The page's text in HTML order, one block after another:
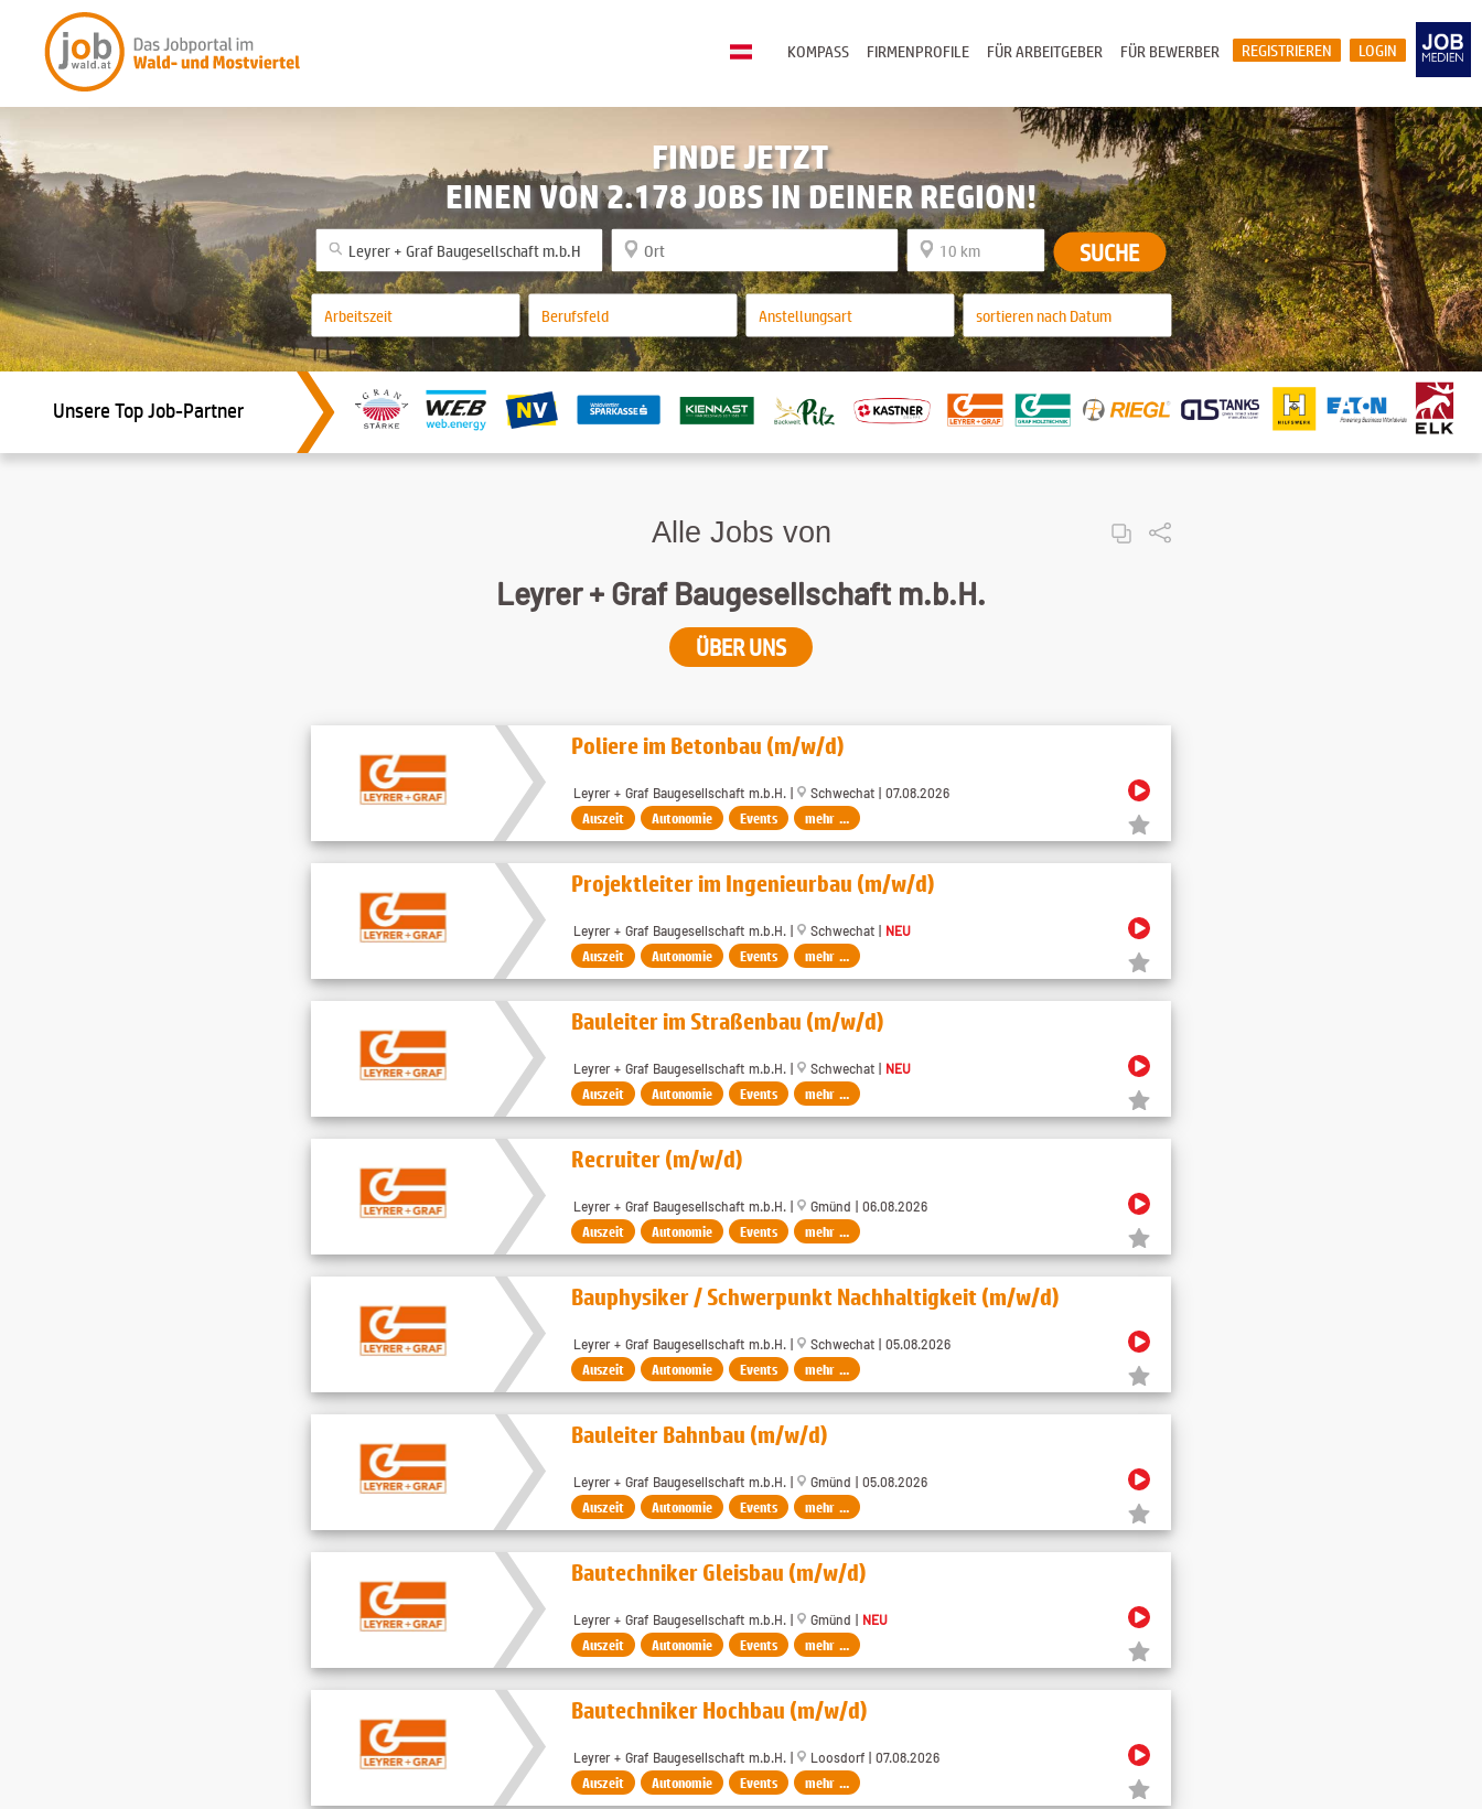
LOGIN
REGISTRIEREN
FÜR BEWERBER
FÜR ARBEITGEBER
FIRMENPROFILE
KOMPASS
FINDE JETZT
EINEN VON 2.178 JOBS IN DEINER REGION!
SUCHE
Unsere Top Job-Partner
Alle Jobs von
Leyrer + Graf Baugesellschaft m.b.H.
ÜBER UNS
Poliere im Betonbau (m/w/d)
Leyrer + Graf Baugesellschaft m.b.H. | Schwechat | 07.08.2026
Auszeit Autonomie Events mehr ...
Projektleiter im Ingenieurbau (m/w/d)
Leyrer + Graf Baugesellschaft m.b.H. | Schwechat | NEU
Auszeit Autonomie Events mehr ...
Bauleiter im Straßenbau (m/w/d)
Leyrer + Graf Baugesellschaft m.b.H. | Schwechat | NEU
Auszeit Autonomie Events mehr ...
Recruiter (m/w/d)
Leyrer + Graf Baugesellschaft m.b.H. | Gmünd | 06.08.2026
Auszeit Autonomie Events mehr ...
Bauphysiker / Schwerpunkt Nachhaltigkeit (m/w/d)
Leyrer + Graf Baugesellschaft m.b.H. | Schwechat | 05.08.2026
Auszeit Autonomie Events mehr ...
Bauleiter Bahnbau (m/w/d)
Leyrer + Graf Baugesellschaft m.b.H. | Gmünd | 05.08.2026
Auszeit Autonomie Events mehr ...
Bautechniker Gleisbau (m/w/d)
Leyrer + Graf Baugesellschaft m.b.H. | Gmünd | NEU
Auszeit Autonomie Events mehr ...
Bautechniker Hochbau (m/w/d)
Leyrer + Graf Baugesellschaft m.b.H. | Loosdorf | 07.08.2026
Auszeit Autonomie Events mehr ...